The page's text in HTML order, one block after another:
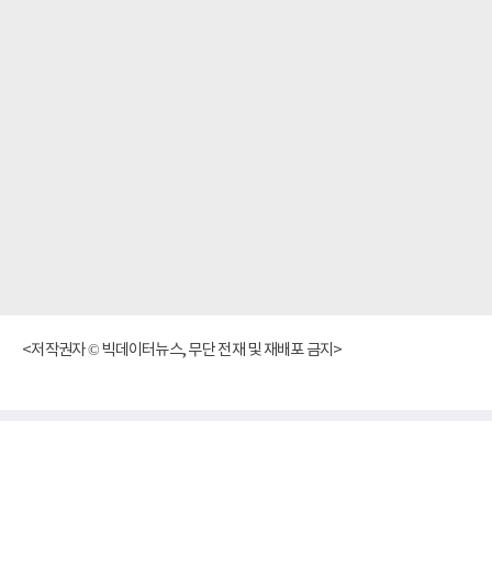
<저작권자 © 빅데이터뉴스, 무단 전재 및 재배포 금지>